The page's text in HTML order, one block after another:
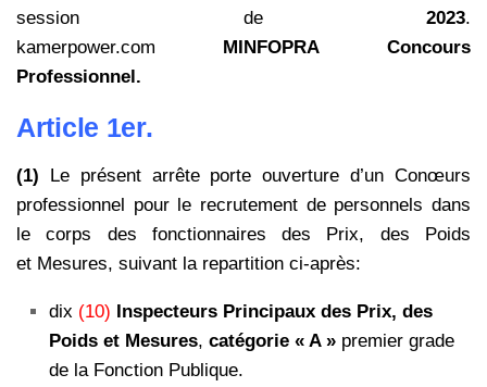
session de 2023.
kamerpower.com MINFOPRA Concours
Professionnel.
Article 1er.
(1) Le présent arrête porte ouverture d’un Conœurs
professionnel pour le recrutement de personnels dans
le corps des fonctionnaires des Prix, des Poids
et Mesures, suivant la repartition ci-après:
dix (10) Inspecteurs Principaux des Prix, des
Poids et Mesures, catégorie « A » premier grade
de la Fonction Publique.